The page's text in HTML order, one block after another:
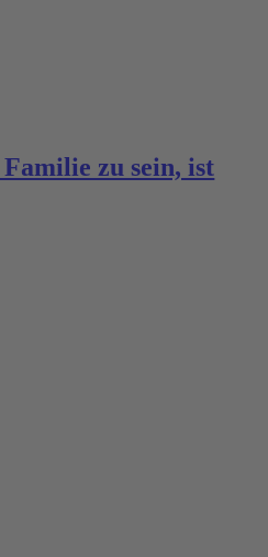
zu sein, ist